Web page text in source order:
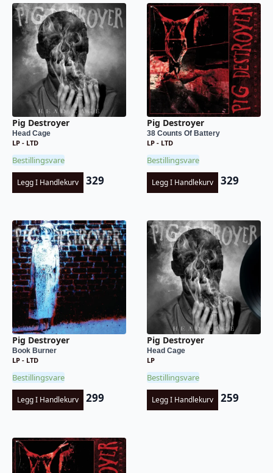
Pig Destroyer
Head Cage
LP - LTD
Bestillingsvare
Legg I Handlekurv 329
Pig Destroyer
38 Counts Of Battery
LP - LTD
Bestillingsvare
Legg I Handlekurv 329
Pig Destroyer
Book Burner
LP - LTD
Bestillingsvare
Legg I Handlekurv 299
Pig Destroyer
Head Cage
LP
Bestillingsvare
Legg I Handlekurv 259